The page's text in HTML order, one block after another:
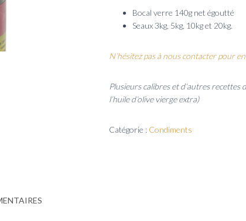
Bocal verre 140g net égoutté
Seaux 3kg, 5kg, 10kg et 20kg.
N’hésitez pas à nous contacter pour
Plusieurs calibres et d‘autres recettes
l’huile d’olive vierge extra)
Catégorie : Condiments